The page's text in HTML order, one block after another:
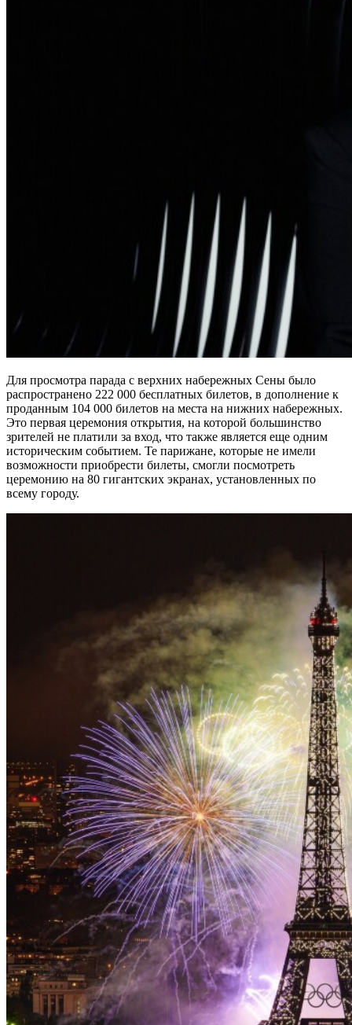
Для просмотра парада с верхних набережных Сены было
распространено 222 000 бесплатных билетов, в дополнение к
проданным 104 000 билетов на места на нижних набережных.
Это первая церемония открытия, на которой большинство
зрителей не платили за вход, что также является еще одним
историческим событием. Те парижане, которые не имели
возможности приобрести билеты, смогли посмотреть
церемонию на 80 гигантских экранах, установленных по
всему городу.